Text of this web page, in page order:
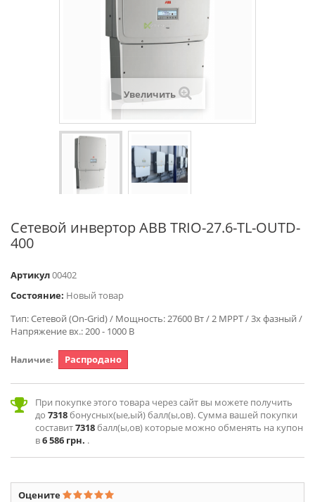
Увеличить
Сетевой инвертор ABB TRIO-27.6-TL-OUTD-
400
Артикул00402
Состояние: Новый товар
Тип: Сетевой (On-Grid) / Мощность: 27600 Вт / 2 MPPT / 3х фазный /
Напряжение вх.: 200 - 1000 В
Наличие: Распродано
При покупке этого товара через сайт вы можете получить
до 7318бонусных(ые,ый) балл(ы,ов). Сумма вашей покупки
составит7318балл(ы,ов) которые можно обменять на купон
в6 586 грн. .
Оцените